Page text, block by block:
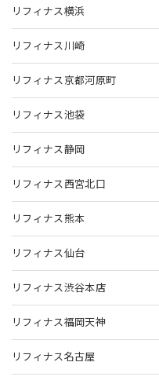
リフィナス横浜
リフィナス川崎
リフィナス京都河原町
リフィナス池袋
リフィナス静岡
リフィナス西宮北口
リフィナス熊本
リフィナス仙台
リフィナス渋谷本店
リフィナス福岡天神
リフィナス名古屋